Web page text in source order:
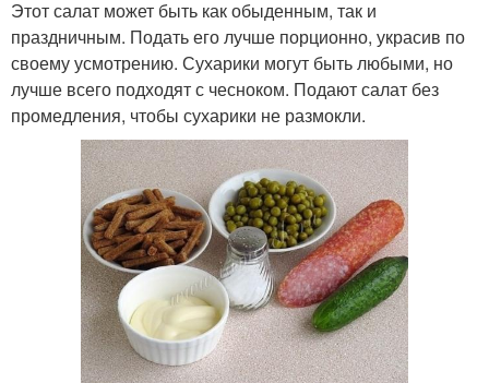
Этот салат может быть как обыденным, так и
праздничным. Подать его лучше порционно, украсив по
своему усмотрению. Сухарики могут быть любыми, но
лучше всего подходят с чесноком. Подают салат без
промедления, чтобы сухарики не размокли.